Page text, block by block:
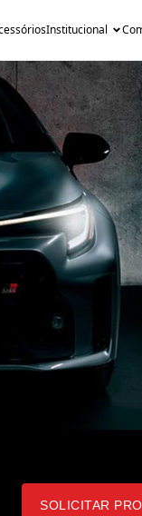
Institucional
SOLICITAR